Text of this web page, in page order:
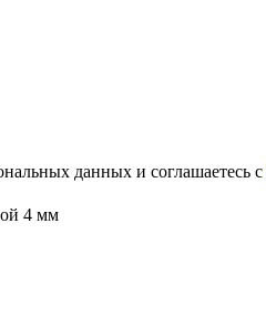
данных и соглашаетесь с
4 мм